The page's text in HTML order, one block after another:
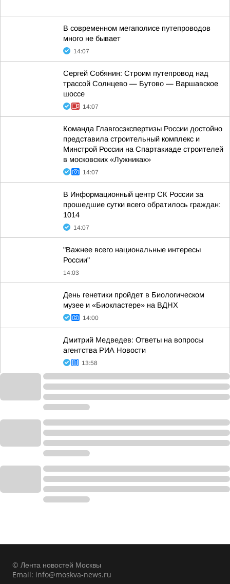
В современном мегаполисе путепроводов
много не бывает
14:07
Сергей Собянин: Строим путепровод над
трассой Солнцево — Бутово — Варшавское
шоссе
14:07
Команда Главгосэкспертизы России достойно
представила строительный комплекс и
Минстрой России на Спартакиаде строителей
в московских «Лужниках»
14:07
В Информационный центр СК России за
прошедшие сутки всего обратилось граждан:
1014
14:07
"Важнее всего национальные интересы
России"
14:03
День генетики пройдет в Биологическом
музее и «Биокластере» на ВДНХ
14:00
Дмитрий Медведев: Ответы на вопросы
агентства РИА Новости
13:58
© Лента новостей Москвы
Email: info@moskva-news.ru